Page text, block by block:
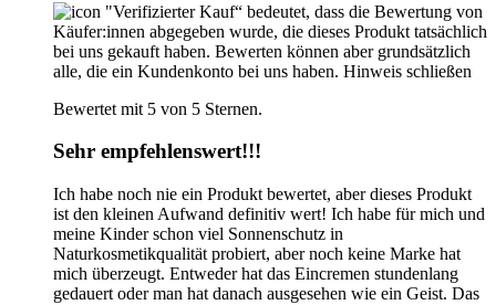
"Verifizierter Kauf“ bedeutet, dass die Bewertung von
Käufer:innen abgegeben wurde, die dieses Produkt tatsächlich
bei uns gekauft haben. Bewerten können aber grundsätzlich
alle, die ein Kundenkonto bei uns haben. Hinweis schließen
Bewertet mit 5 von 5 Sternen.
Sehr empfehlenswert!!!
Ich habe noch nie ein Produkt bewertet, aber dieses Produkt
ist den kleinen Aufwand definitiv wert! Ich habe für mich und
meine Kinder schon viel Sonnenschutz in
Naturkosmetikqualität probiert, aber noch keine Marke hat
mich überzeugt. Entweder hat das Eincremen stundenlang
gedauert oder man hat danach ausgesehen wie ein Geist. Das